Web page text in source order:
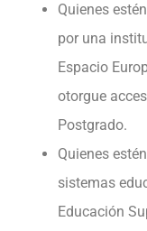
Quienes
por una
Espacio
otorgue
Postgrado.
Quienes
sistemas
Educación